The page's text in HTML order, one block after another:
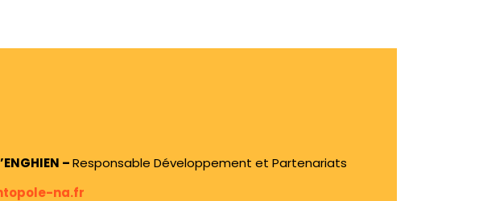
–Responsable Développement et Partenariats
na.fr